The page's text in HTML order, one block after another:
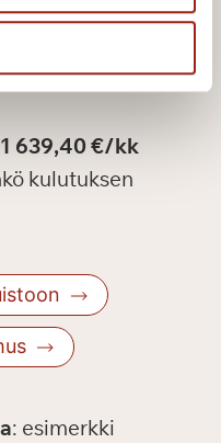
872 €/kk
ja
639,40 €/kk
kulutuksen
: esimerkki